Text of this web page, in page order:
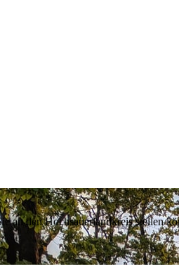
an den Hochsauerlandkreis stellen